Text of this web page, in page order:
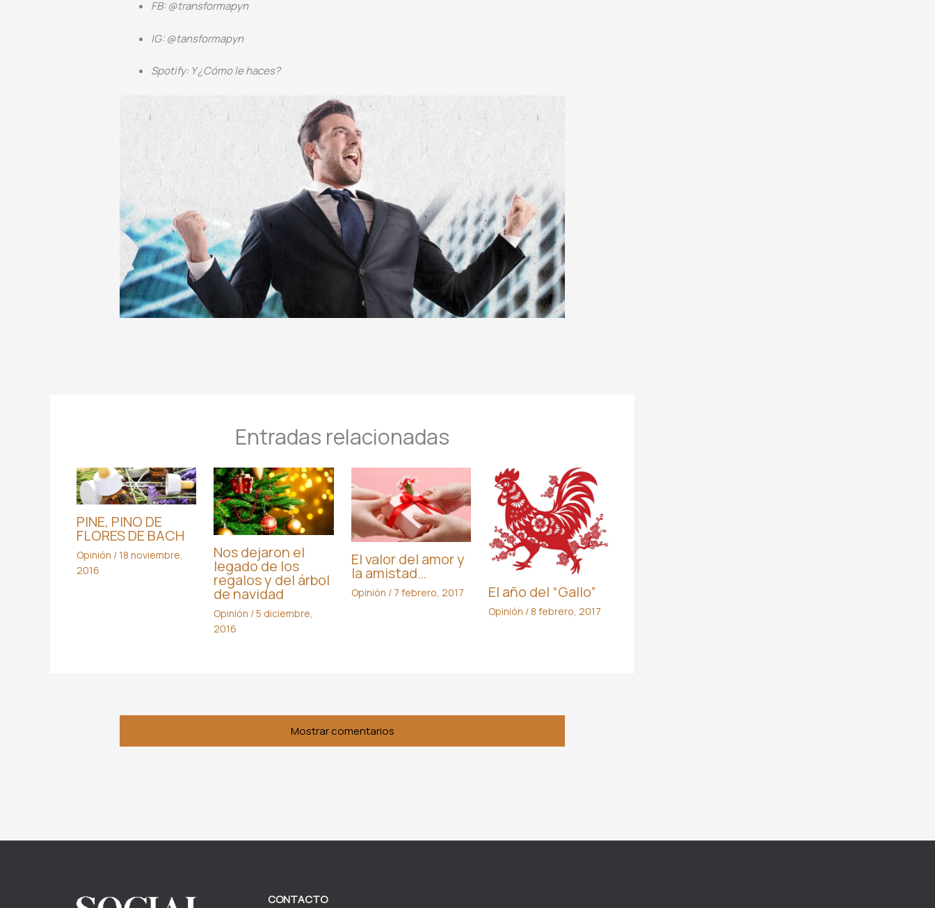
FB: @transformapyn
IG: @tansformapyn
Spotify: Y ¿Cómo le haces?
Entradas relacionadas
PINE, PINO DE
FLORES DE BACH
Opinión /18 noviembre,
2016
Nos dejaron el
legado de los
regalos y del árbol
de navidad
Opinión /5 diciembre,
2016
El valor del amor y
la amistad…
Opinión / 7 febrero, 2017 El año del “Gallo”
Opinión / 8 febrero, 2017
Mostrar comentarios
CONTACTO